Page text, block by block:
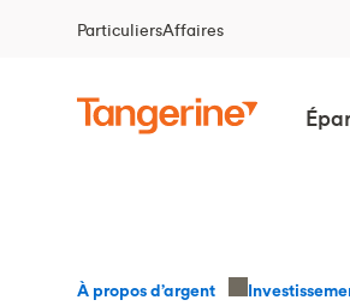
ParticuliersAffaires
À propos d’argent